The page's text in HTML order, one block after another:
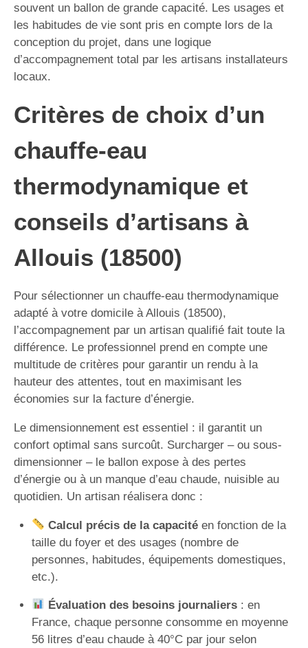
souvent un ballon de grande capacité. Les usages et
les habitudes de vie sont pris en compte lors de la
conception du projet, dans une logique
d’accompagnement total par les artisans installateurs
locaux.
Critères de choix d’un
chauffe-eau
thermodynamique et
conseils d’artisans à
Allouis (18500)
Pour sélectionner un chauffe-eau thermodynamique
adapté à votre domicile à Allouis (18500),
l’accompagnement par un artisan qualifié fait toute la
différence. Le professionnel prend en compte une
multitude de critères pour garantir un rendu à la
hauteur des attentes, tout en maximisant les
économies sur la facture d’énergie.
Le dimensionnement est essentiel : il garantit un
confort optimal sans surcoût. Surcharger – ou sous-
dimensionner – le ballon expose à des pertes
d’énergie ou à un manque d’eau chaude, nuisible au
quotidien. Un artisan réalisera donc :
Calcul précis de la capacitéen fonction de la
taille du foyer et des usages (nombre de
personnes, habitudes, équipements domestiques,
etc.).
Évaluation des besoins journaliers: en
France, chaque personne consomme en moyenne
56 litres d’eau chaude à 40°C par jour selon